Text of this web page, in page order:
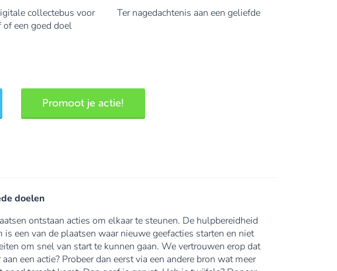
collectebus voor
of een goed doel
Ter nagedachtenis aan een geliefde
Promoot je actie!
doelen
ontstaan acties om elkaar te steunen. De hulpbereidheid
een van de plaatsen waar nieuwe geefacties starten en niet
om snel van start te kunnen gaan. We vertrouwen erop dat
een actie? Probeer dan eerst via een andere bron wat meer